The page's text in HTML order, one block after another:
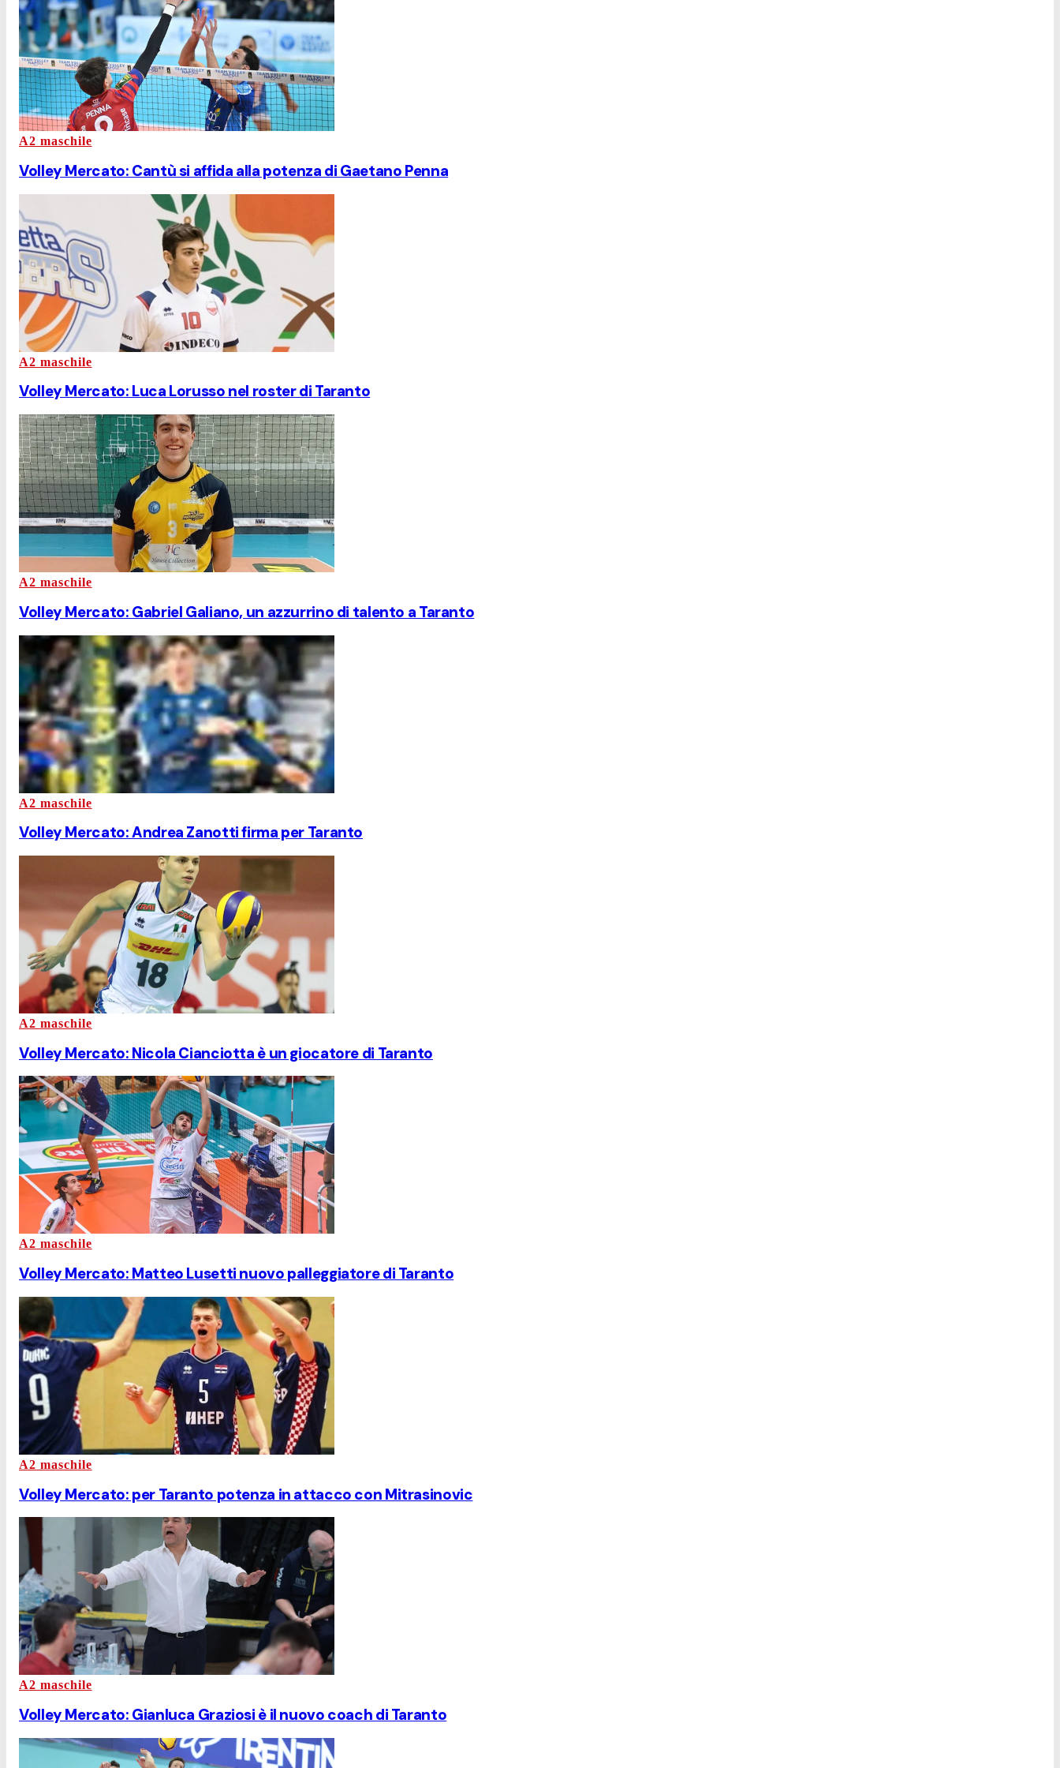
A2 maschile
Volley Mercato: Cantù si affida alla potenza di Gaetano Penna
A2 maschile
Volley Mercato: Luca Lorusso nel roster di Taranto
A2 maschile
Volley Mercato: Gabriel Galiano, un azzurrino di talento a Taranto
A2 maschile
Volley Mercato: Andrea Zanotti firma per Taranto
A2 maschile
Volley Mercato: Nicola Cianciotta è un giocatore di Taranto
A2 maschile
Volley Mercato: Matteo Lusetti nuovo palleggiatore di Taranto
A2 maschile
Volley Mercato: per Taranto potenza in attacco con Mitrasinovic
A2 maschile
Volley Mercato: Gianluca Graziosi è il nuovo coach di Taranto